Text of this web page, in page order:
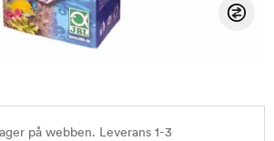
på webben. Leverans 1-3